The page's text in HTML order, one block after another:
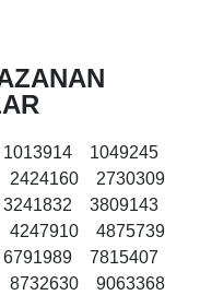
1049245
2730309
3809143
4875739
7815407
9063368